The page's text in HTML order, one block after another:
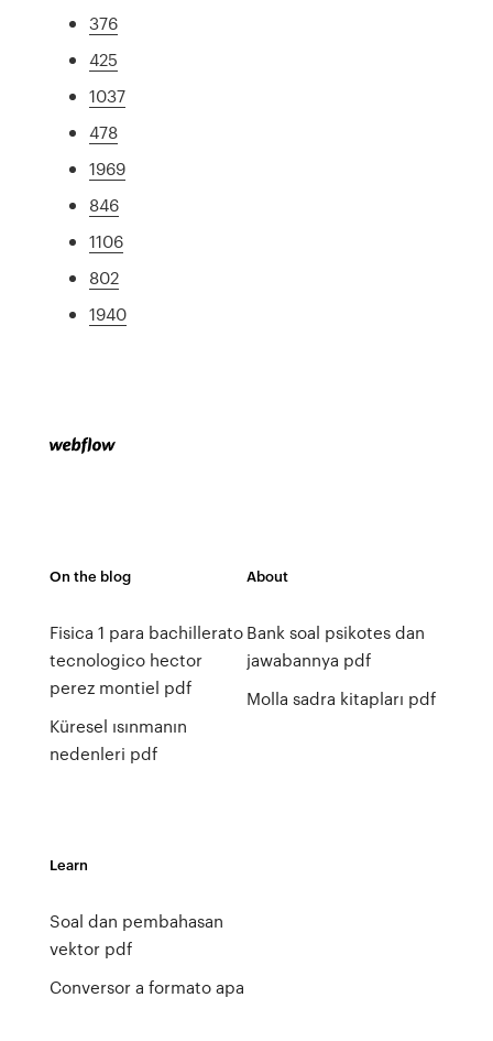
376
425
1037
478
1969
846
1106
802
1940
On the blog
Fisica 1 para bachillerato
tecnologico hector
perez montiel pdf
Küresel ısınmanın
nedenleri pdf
About
Bank soal psikotes dan
jawabannya pdf
Molla sadra kitapları pdf
Learn
Soal dan pembahasan
vektor pdf
Conversor a formato apa